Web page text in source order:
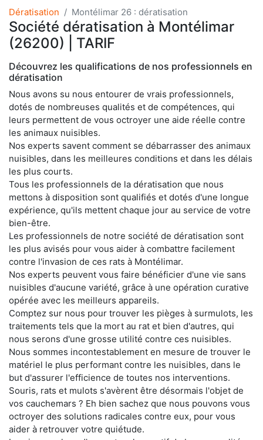
Dératisation Montélimar 26 : dératisation
Société dératisation à Montélimar
(26200) | TARIF
Découvrez les qualifications de nos professionnels en
dératisation
Nous avons su nous entourer de vrais professionnels,
dotés de nombreuses qualités et de compétences, qui
leurs permettent de vous octroyer une aide réelle contre
les animaux nuisibles.
Nos experts savent comment se débarrasser des animaux
nuisibles, dans les meilleures conditions et dans les délais
les plus courts.
Tous les professionnels de la dératisation que nous
mettons à disposition sont qualifiés et dotés d'une longue
expérience, qu'ils mettent chaque jour au service de votre
bien-être.
Les professionnels de notre société de dératisation sont
les plus avisés pour vous aider à combattre facilement
contre l'invasion de ces rats à Montélimar.
Nos experts peuvent vous faire bénéficier d'une vie sans
nuisibles d'aucune variété, grâce à une opération curative
opérée avec les meilleurs appareils.
Comptez sur nous pour trouver les pièges à surmulots, les
traitements tels que la mort au rat et bien d'autres, qui
nous serons d'une grosse utilité contre ces nuisibles.
Nous sommes incontestablement en mesure de trouver le
matériel le plus performant contre les nuisibles, dans le
but d'assurer l'efficience de toutes nos interventions.
Souris, rats et mulots s'avèrent être désormais l'objet de
vos cauchemars ? Eh bien sachez que nous pouvons vous
octroyer des solutions radicales contre eux, pour vous
aider à retrouver votre quiétude.